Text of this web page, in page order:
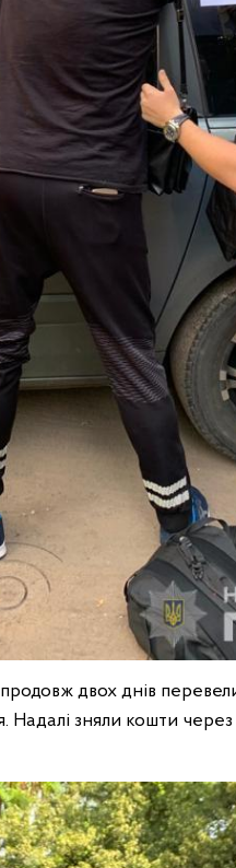
двох днів
Надалі зняли кошти